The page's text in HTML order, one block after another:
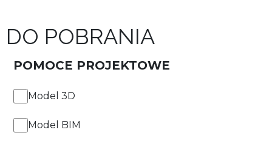
5fT
Inne
DO POBRANIA
POMOCE PROJEKTOWE
Model 3D
Model BIM